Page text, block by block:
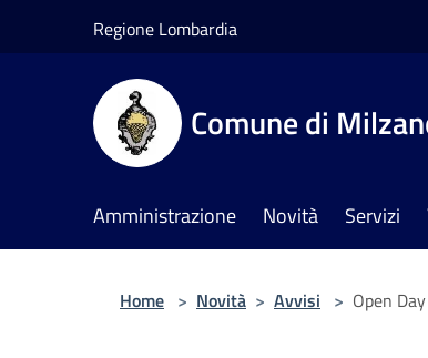
Regione Lombardia
Comune di
Amministrazione Novità Servizi
Home > Novità > Avvisi > Open